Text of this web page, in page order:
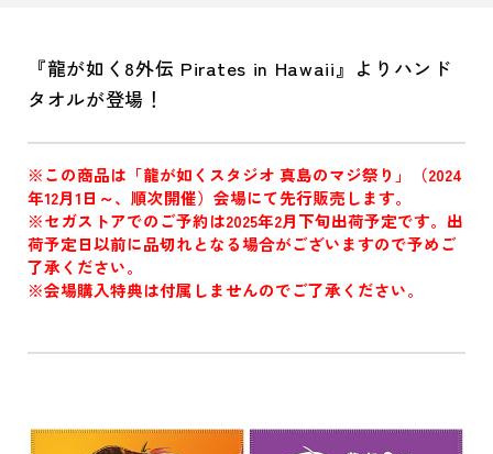
『龍が如く8外伝 Pirates in Hawaii』よりハンド
タオルが登場！
※この商品は「龍が如くスタジオ 真島のマジ祭り」（2024
年12月1日～、順次開催）会場にて先行販売します。
※セガストアでのご予約は2025年2月下旬出荷予定です。出
荷予定日以前に品切れとなる場合がございますので予めご
了承ください。
※会場購入特典は付属しませんのでご了承ください。